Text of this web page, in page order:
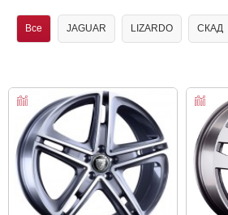
Все JAGUAR LIZARDO СКАД